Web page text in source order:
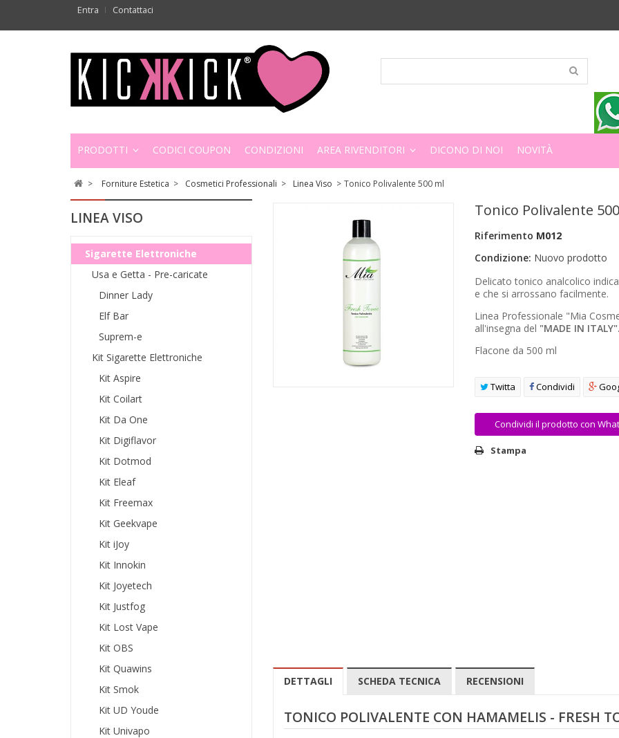
Entra Contattaci
PRODOTTI CODICI COUPON CONDIZIONI AREA RIVENDITORI DICONO DI NOI NOVITÀ
> Forniture Estetica > Cosmetici Professionali > Linea Viso > Tonico Polivalente 500 ml
LINEA VISO
Sigarette Elettroniche
Usa e Getta - Pre-caricate
Dinner Lady
Elf Bar
Suprem-e
Kit Sigarette Elettroniche
Kit Aspire
Kit Coilart
Kit Da One
Kit Digiflavor
Kit Dotmod
Kit Eleaf
Kit Freemax
Kit Geekvape
Kit iJoy
Kit Innokin
Kit Joyetech
Kit Justfog
Kit Lost Vape
Kit OBS
Kit Quawins
Kit Smok
Kit UD Youde
Kit Univapo
Tonico Polivalente
Riferimento M012
Condizione: Nuovo prodotto
Delicato tonico analcolico
e che si arrossano facilmente.
Linea Professionale "Mia
all'insegna del "MADE IN ITALY".
Flacone da 500 ml
Twitta Condividi
Condividi il prodotto con
Stampa
DETTAGLI SCHEDA TECNICA RECENSIONI
TONICO POLIVALENTE CON HAMAMELIS - FRESH